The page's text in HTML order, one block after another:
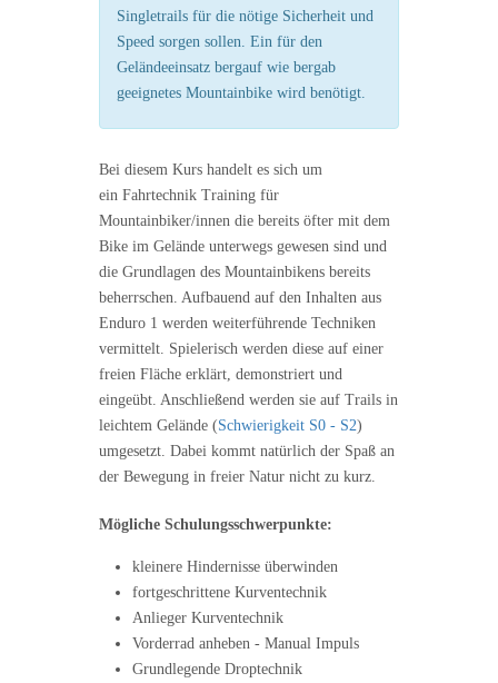
Singletrails für die nötige Sicherheit und
Speed sorgen sollen. Ein für den
Geländeeinsatz bergauf wie bergab
geeignetes Mountainbike wird benötigt.
Bei diesem Kurs handelt es sich um
ein Fahrtechnik Training für
Mountainbiker/innen die bereits öfter mit dem
Bike im Gelände unterwegs gewesen sind und
die Grundlagen des Mountainbikens bereits
beherrschen. Aufbauend auf den Inhalten aus
Enduro 1 werden weiterführende Techniken
vermittelt. Spielerisch werden diese auf einer
freien Fläche erklärt, demonstriert und
eingeübt. Anschließend werden sie auf Trails in
leichtem Gelände (Schwierigkeit S0 - S2)
umgesetzt. Dabei kommt natürlich der Spaß an
der Bewegung in freier Natur nicht zu kurz.
Mögliche Schulungsschwerpunkte:
kleinere Hindernisse überwinden
fortgeschrittene Kurventechnik
Anlieger Kurventechnik
Vorderrad anheben - Manual Impuls
Grundlegende Droptechnik